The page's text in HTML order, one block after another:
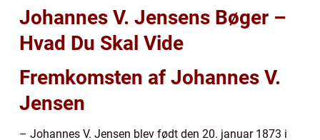
Johannes V. Jensens Bøger –
Hvad Du Skal Vide
Fremkomsten af Johannes V.
Jensen
– Johannes V. Jensen blev født den 20. januar 1873 i